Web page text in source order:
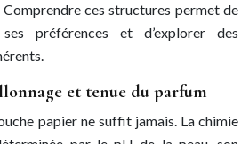
Comprendre ces structures permet de
préférences et d’explorer des
et tenue du parfum
papier ne suffit jamais. La chimie